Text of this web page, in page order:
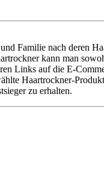
Familie nach deren
kann man
Links auf die E-
Haartrockner-
zu erhalten.